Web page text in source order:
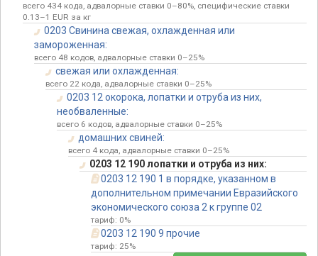
всего 434 кода, адвалорные ставки 0–80%, специфические ставки
0.13–1 EUR за кг
0203 Свинина свежая, охлажденная или
замороженная:
всего 48 кодов, адвалорные ставки 0–25%
свежая или охлажденная:
всего 22 кода, адвалорные ставки 0–25%
0203 12 окорока, лопатки и отруба из них,
необваленные:
всего 6 кодов, адвалорные ставки 0–25%
домашних свиней:
всего 4 кода, адвалорные ставки 0–25%
0203 12 190 лопатки и отруба из них:
0203 12 190 1 в порядке, указанном в
дополнительном примечании Евразийского
экономического союза 2 к группе 02
тариф: 0%
0203 12 190 9 прочие
тариф: 25%